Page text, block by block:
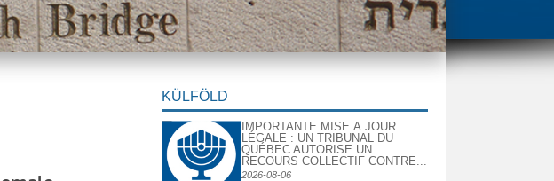
KÜLFÖLD
IMPORTANTE MISE À JOUR
LÉGALE : UN TRIBUNAL DU
QUÉBEC AUTORISE UN
RECOURS COLLECTIF CONTRE...
2026-08-06